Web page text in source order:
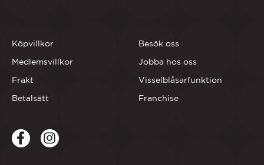
Besök oss
Jobba hos oss
Visselblåsarfunktion
Franchise
Köpvillkor
Medlemsvillkor
Frakt
Betalsätt
FacebookLinkedIn